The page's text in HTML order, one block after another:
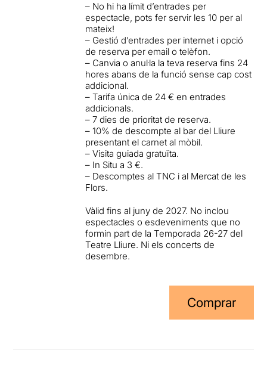
– No hi ha límit d’entrades per
espectacle, pots fer servir les 10 per al
mateix!
– Gestió d’entrades per internet i opció
de reserva per email o telèfon.
– Canvia o anul·la la teva reserva fins 24
hores abans de la funció sense cap cost
addicional.
– Tarifa única de 24 € en entrades
addicionals.
– 7 dies de prioritat de reserva.
– 10% de descompte al bar del Lliure
presentant el carnet al mòbil.
– Visita guiada gratuïta.
– In Situ a 3 €.
– Descomptes al TNC i al Mercat de les
Flors.
Vàlid fins al juny de 2027. No inclou
espectacles o esdeveniments que no
formin part de la Temporada 26-27 del
Teatre Lliure. Ni els concerts de
desembre.
Comprar